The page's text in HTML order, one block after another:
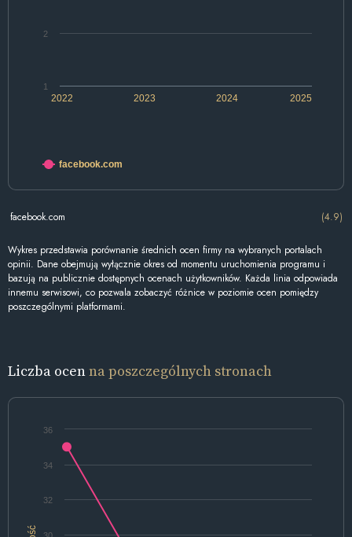
2022 2024
2023 2025
1
2
facebook.com
facebook.com (4.9)
Wykres przedstawia porównanie średnich ocen firmy na wybranych portalach
opinii. Dane obejmują wyłącznie okres od momentu uruchomienia programu i
bazują na publicznie dostępnych ocenach użytkowników. Każda linia odpowiada
innemu serwisowi, co pozwala zobaczyć różnice w poziomie ocen pomiędzy
poszczególnymi platformami.
Liczba ocenna poszczególnych stronach
32
34
36